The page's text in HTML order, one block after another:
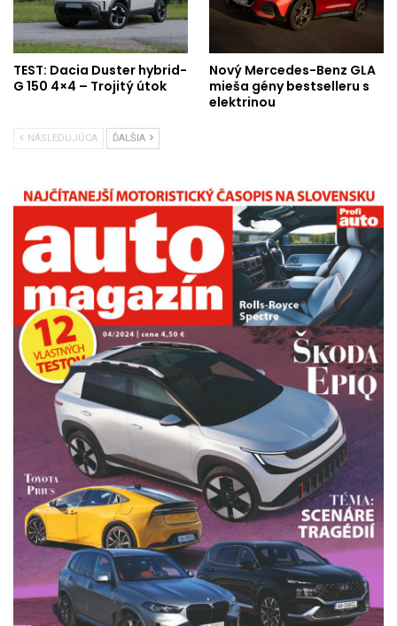
TEST: Dacia Duster hybrid-
G 150 4×4 – Trojitý útok
Nový Mercedes-Benz GLA
mieša gény bestselleru s
elektrinou
NÁSLEDUJÚCA ĎALŠIA